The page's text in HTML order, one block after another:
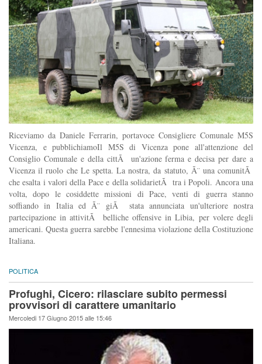
Riceviamo da Daniele Ferrarin, portavoce Consigliere Comunale M5S
Vicenza, e pubblichiamoIl M5S di Vicenza pone all'attenzione del
Consiglio Comunale e della cittÃ un'azione ferma e decisa per dare a
Vicenza il ruolo che Le spetta. La nostra, da statuto, Ã¨ una comunitÃ
che esalta i valori della Pace e della solidarietÃ tra i Popoli. Ancora una
volta, dopo le cosiddette missioni di Pace, venti di guerra stanno
soffiando in Italia ed Ã¨ giÃ stata annunciata un'ulteriore nostra
partecipazione in attivitÃ belliche offensive in Libia, per volere degli
americani. Questa guerra sarebbe l'ennesima violazione della Costituzione
Italiana.
POLITICA
Profughi, Cicero: rilasciare subito permessi
provvisori di carattere umanitario
Mercoledi 17 Giugno 2015 alle 15:46